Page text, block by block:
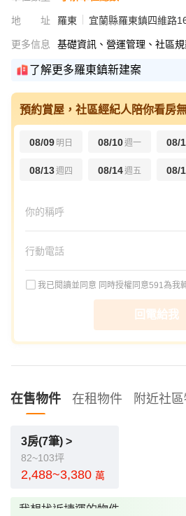
地址 羅東 宜蘭縣羅東鎮四維路
更多信息 基礎資訊、營運管理、社區
了解更多羅東鎮新建案
預約賞屋，社區經紀人陪你看房
08/09 明日 08/10週一 08/
08/13週四 08/14週五 08/
我已閱讀並同意 同時授權同意591為我
回電給我
在售物件 在租物件 附近社
3房(7筆) >
82~103坪
2,488~3,380 萬
我想找近捷運的物件